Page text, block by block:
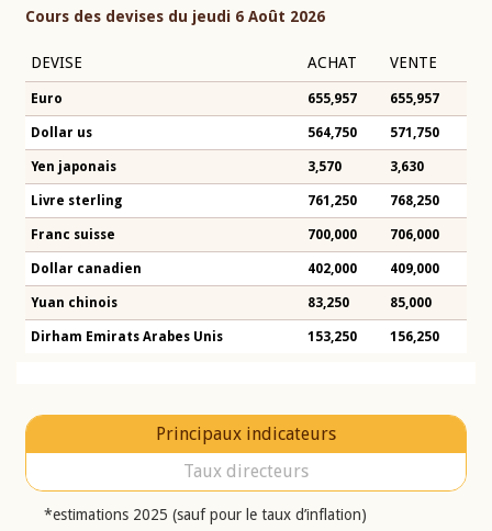
Cours des devises du jeudi 6 Août 2026
DEVISE ACHAT VENTE
Euro 655,957 655,957
Dollar us 564,750 571,750
Yen japonais 3,570 3,630
Livre sterling 761,250 768,250
Franc suisse 700,000 706,000
Dollar canadien 402,000 409,000
Yuan chinois 83,250 85,000
Dirham Emirats Arabes Unis 153,250 156,250
Principaux indicateurs
Taux directeurs
*estimations 2025 (sauf pour le taux d’inflation)